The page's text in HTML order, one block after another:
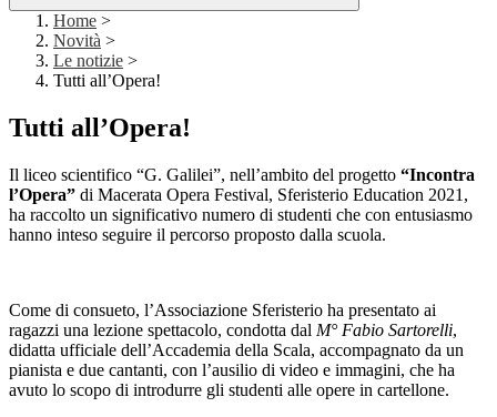
Home >
Novità >
Le notizie >
Tutti all’Opera!
Tutti all’Opera!
Il liceo scientifico “G. Galilei”, nell’ambito del progetto “Incontra
l’Opera” di Macerata Opera Festival, Sferisterio Education 2021,
ha raccolto un significativo numero di studenti che con entusiasmo
hanno inteso seguire il percorso proposto dalla scuola.
Come di consueto, l’Associazione Sferisterio ha presentato ai
ragazzi una lezione spettacolo, condotta dal M° Fabio Sartorelli,
didatta ufficiale dell’Accademia della Scala, accompagnato da un
pianista e due cantanti, con l’ausilio di video e immagini, che ha
avuto lo scopo di introdurre gli studenti alle opere in cartellone.